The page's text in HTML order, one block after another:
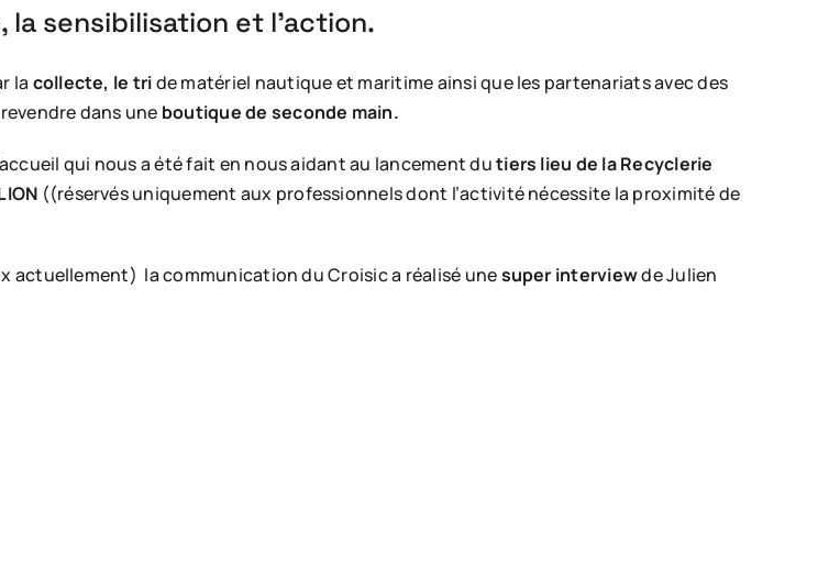
la sensibilisation et l’action.
la collecte, le tride matériel nautique et maritime ainsi que les partenariats avec des
dans une boutique de seconde main.
qui nous a été fait en nous aidant au lancement dutiers lieu de la Recyclerie
((réservés uniquement aux professionnels dont l’activité nécessite la proximité de
actuellement) la communication du Croisic a réalisé unesuper interviewde Julien